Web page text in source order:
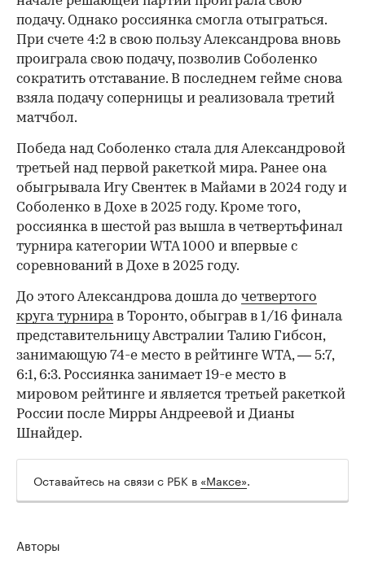
подачу. Однако россиянка смогла отыграться.
При счете 4:2 в свою пользу Александрова вновь
проиграла свою подачу, позволив Соболенко
сократить отставание. В последнем гейме снова
взяла подачу соперницы и реализовала третий
матчбол.
Победа над Соболенко стала для Александровой
третьей над первой ракеткой мира. Ранее она
обыгрывала Игу Свентек в Майами в 2024 году и
Соболенко в Дохе в 2025 году. Кроме того,
россиянка в шестой раз вышла в четвертьфинал
турнира категории WTA 1000 и впервые с
соревнований в Дохе в 2025 году.
До этого Александрова дошла до четвертого
круга турнирав Торонто, обыграв в 1/16 финала
представительницу Австралии Талию Гибсон,
занимающую 74-е место в рейтинге WTA, — 5:7,
6:1, 6:3. Россиянка занимает 19-е место в
мировом рейтинге и является третьей ракеткой
России после Мирры Андреевой и Дианы
Шнайдер.
Оставайтесь на связи с РБК в «Максе».
Авторы